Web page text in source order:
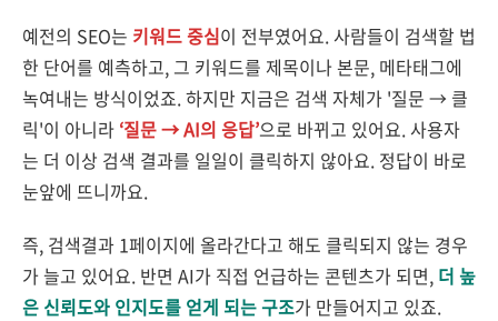
예전의 SEO는 키워드 중심이 전부였어요. 사람들이 검색할 법
한 단어를 예측하고, 그 키워드를 제목이나 본문, 메타태그에
녹여내는 방식이었죠. 하지만 지금은 검색 자체가 '질문 → 클
릭'이 아니라 ‘질문 → AI의 응답’으로 바뀌고 있어요. 사용자
는 더 이상 검색 결과를 일일이 클릭하지 않아요. 정답이 바로
눈앞에 뜨니까요.
즉, 검색결과 1페이지에 올라간다고 해도 클릭되지 않는 경우
가 늘고 있어요. 반면 AI가 직접 언급하는 콘텐츠가 되면, 더 높
은 신뢰도와 인지도를 얻게 되는 구조가 만들어지고 있죠.